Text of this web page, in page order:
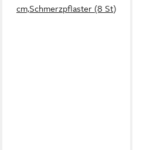
cm,Schmerzpflaster (8 St)